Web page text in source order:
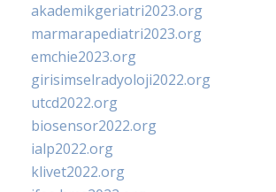
akademikgeriatri2023.org
marmarapediatri2023.org
emchie2023.org
girisimselradyoloji2022.org
utcd2022.org
biosensor2022.org
ialp2022.org
klivet2022.org